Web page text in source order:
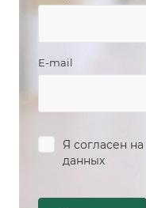
E-mail
Я согласен на
данных